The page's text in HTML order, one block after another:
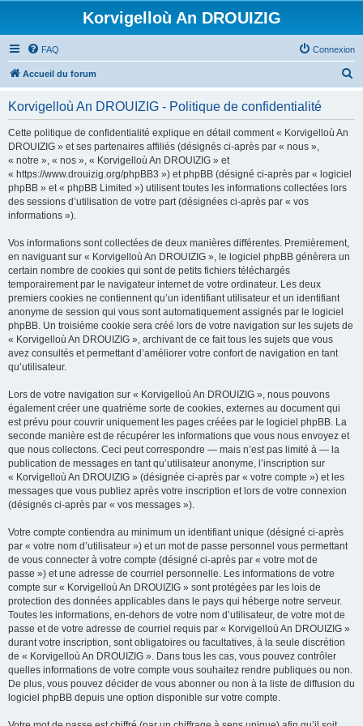
Korvigelloù An DROUIZIG
FAQ Connexion
Accueil du forum
Korvigelloù An DROUIZIG - Politique de confidentialité
Cette politique de confidentialité explique en détail comment « Korvigelloù An
DROUIZIG » et ses partenaires affiliés (désignés ci-après par « nous »,
« notre », « nos », « Korvigelloù An DROUIZIG » et
« https://www.drouizig.org/phpBB3 ») et phpBB (désigné ci-après par « logiciel
phpBB » et « phpBB Limited ») utilisent toutes les informations collectées lors
des sessions d’utilisation de votre part (désignées ci-après par « vos
informations »).
Vos informations sont collectées de deux manières différentes. Premièrement,
en naviguant sur « Korvigelloù An DROUIZIG », le logiciel phpBB génèrera un
certain nombre de cookies qui sont de petits fichiers téléchargés
temporairement par le navigateur internet de votre ordinateur. Les deux
premiers cookies ne contiennent qu’un identifiant utilisateur et un identifiant
anonyme de session qui vous sont automatiquement assignés par le logiciel
phpBB. Un troisième cookie sera créé lors de votre navigation sur les sujets de
« Korvigelloù An DROUIZIG », archivant de ce fait tous les sujets que vous
avez consultés et permettant d’améliorer votre confort de navigation en tant
qu’utilisateur.
Lors de votre navigation sur « Korvigelloù An DROUIZIG », nous pouvons
également créer une quatrième sorte de cookies, externes au document qui
est prévu pour couvrir uniquement les pages créées par le logiciel phpBB. La
seconde manière est de récupérer les informations que vous nous envoyez et
que nous collectons. Ceci peut correspondre — mais n’est pas limité à — la
publication de messages en tant qu’utilisateur anonyme, l’inscription sur
« Korvigelloù An DROUIZIG » (désignée ci-après par « votre compte ») et les
messages que vous publiez après votre inscription et lors de votre connexion
(désignés ci-après par « vos messages »).
Votre compte contiendra au minimum un identifiant unique (désigné ci-après
par « votre nom d’utilisateur ») et un mot de passe personnel vous permettant
de vous connecter à votre compte (désigné ci-après par « votre mot de
passe ») et une adresse de courriel personnelle. Les informations de votre
compte sur « Korvigelloù An DROUIZIG » sont protégées par les lois de
protection des données applicables dans le pays qui héberge notre serveur.
Toutes les informations, en-dehors de votre nom d’utilisateur, de votre mot de
passe et de votre adresse de courriel requis par « Korvigelloù An DROUIZIG »
durant votre inscription, sont obligatoires ou facultatives, à la seule discrétion
de « Korvigelloù An DROUIZIG ». Dans tous les cas, vous pouvez contrôler
quelles informations de votre compte vous souhaitez rendre publiques ou non.
De plus, vous pouvez décider de vous abonner ou non à la liste de diffusion du
logiciel phpBB depuis une option disponible sur votre compte.